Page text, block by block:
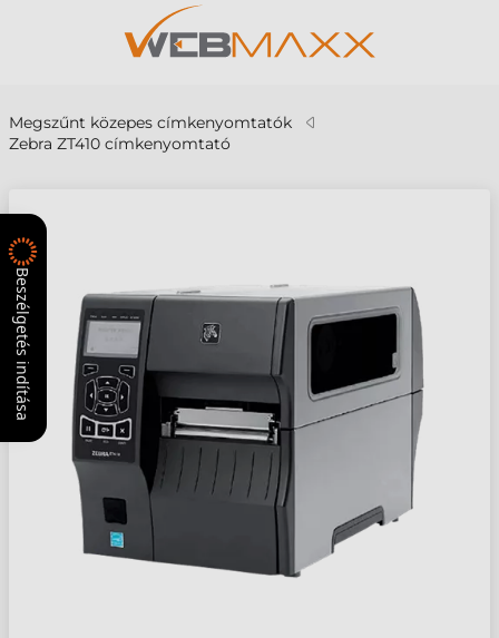
Megszűnt közepes címkenyomtatók
Zebra ZT410 címkenyomtató
Beszélgetés indítása